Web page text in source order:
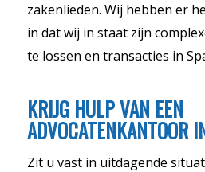
zakenlieden. Wij hebben er
in dat wij in staat zijn
te lossen en transacties in
KRIJG HULP VAN EEN
ADVOCATENKANTOOR
Zit u vast in uitdagende